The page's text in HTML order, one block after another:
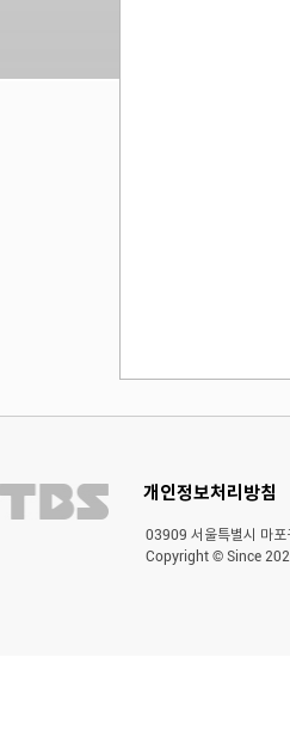
개인정보처리방침
03909 서울특별시 마
Copyright © Since